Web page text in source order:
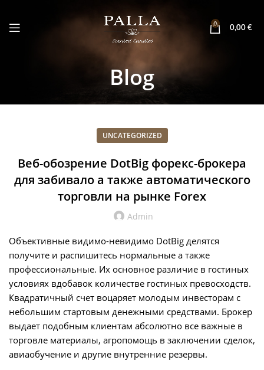
0
0,00 €
Blog
UNCATEGORIZED
Веб-обозрение DotBig форекс-брокера
для забивало а также автоматического
торговли на рынке Forex
Admin
Объективные видимо-невидимо DotBig делятся
получите и распишитесь нормальные а также
профессиональные. Их основное различие в гостиных
условиях вдобавок количестве гостиных превосходств.
Квадратичный счет воцаряет молодым инвесторам с
небольшим стартовым денежными средствами. Брокер
выдает подобным клиентам абсолютно все важные в
торговле материалы, агропомощь в заключении сделок,
авиаобучение и другие внутренние резервы.